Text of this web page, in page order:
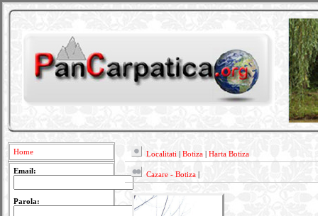
Home
Email:
Parola:
Localitati Botiza Harta Botiza
Cazare - Botiza